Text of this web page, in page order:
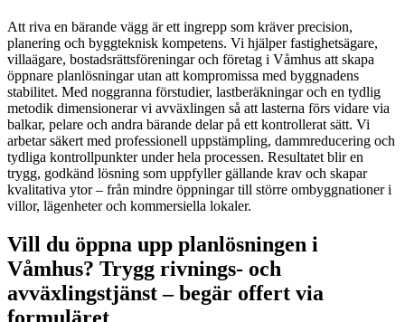
Att riva en bärande vägg är ett ingrepp som kräver precision,
planering och byggteknisk kompetens. Vi hjälper fastighetsägare,
villaägare, bostadsrättsföreningar och företag i Våmhus att skapa
öppnare planlösningar utan att kompromissa med byggnadens
stabilitet. Med noggranna förstudier, lastberäkningar och en tydlig
metodik dimensionerar vi avväxlingen så att lasterna förs vidare via
balkar, pelare och andra bärande delar på ett kontrollerat sätt. Vi
arbetar säkert med professionell uppstämpling, dammreducering och
tydliga kontrollpunkter under hela processen. Resultatet blir en
trygg, godkänd lösning som uppfyller gällande krav och skapar
kvalitativa ytor – från mindre öppningar till större ombyggnationer i
villor, lägenheter och kommersiella lokaler.
Vill du öppna upp planlösningen i
Våmhus? Trygg rivnings- och
avväxlingstjänst – begär offert via
formuläret